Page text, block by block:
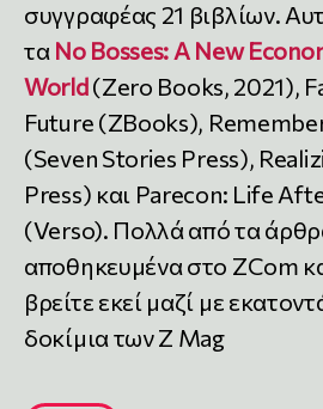
συγγραφέας 21 βιβλίων.
τα No Bosses: A New
World(Zero Books, 2021),
Future (ZBooks),
(Seven Stories Press),
Press) και Parecon: Life
(Verso). Πολλά από τα
αποθηκευμένα στο ZCom
βρείτε εκεί μαζί με
δοκίμια των Z Mag